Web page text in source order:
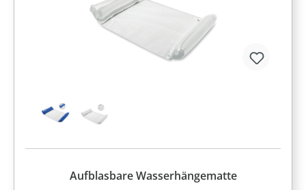
Aufblasbare Wasserhängematte